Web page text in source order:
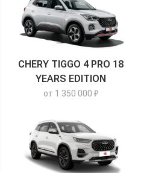
CHERY TIGGO 4 PRO 18
YEARS EDITION
от 1 350 000 ₽